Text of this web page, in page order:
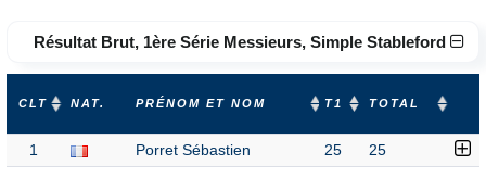
Résultat Brut, 1ère Série Messieurs, Simple Stableford
CLT NAT. PRÉNOM ET NOM T1 TOTAL
1 Porret Sébastien 25 25